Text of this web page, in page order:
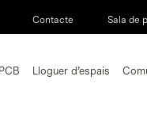
Contacte Sala de
Lloguer d’espais